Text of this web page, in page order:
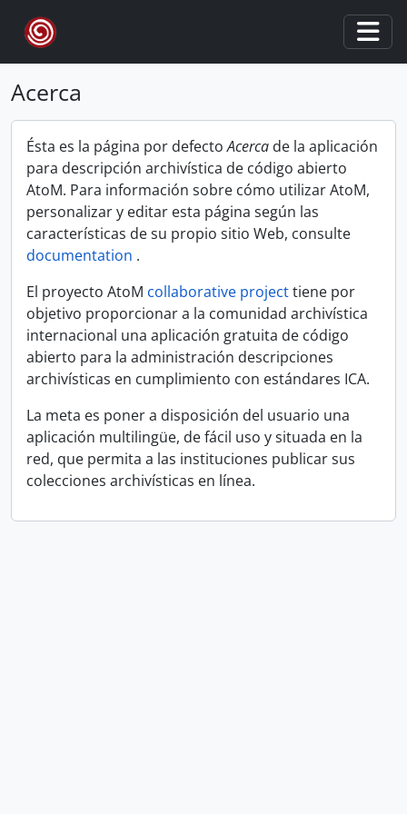
Skip to main content
Acerca
Ésta es la página por defectoAcerca de la aplicación
para descripción archivística de código abierto
AtoM. Para información sobre cómo utilizar AtoM,
personalizar y editar esta página según las
características de su propio sitio Web, consulte
documentation .
El proyecto AtoM collaborative projecttiene por
objetivo proporcionar a la comunidad archivística
internacional una aplicación gratuita de código
abierto para la administración descripciones
archivísticas en cumplimiento con estándares ICA.
La meta es poner a disposición del usuario una
aplicación multilingüe, de fácil uso y situada en la
red, que permita a las instituciones publicar sus
colecciones archivísticas en línea.